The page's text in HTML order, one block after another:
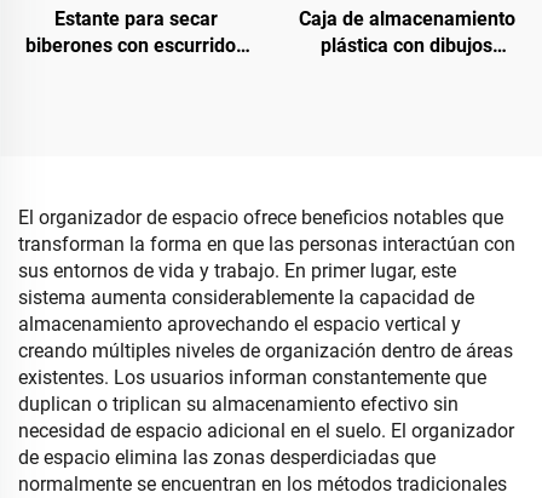
Estante para secar
biberones con escurridor,
Caja de almacenamiento
plástica con dibujos
El organizador de espacio ofrece beneficios notables que
transforman la forma en que las personas interactúan con
sus entornos de vida y trabajo. En primer lugar, este
sistema aumenta considerablemente la capacidad de
almacenamiento aprovechando el espacio vertical y
creando múltiples niveles de organización dentro de áreas
existentes. Los usuarios informan constantemente que
duplican o triplican su almacenamiento efectivo sin
necesidad de espacio adicional en el suelo. El organizador
de espacio elimina las zonas desperdiciadas que
normalmente se encuentran en los métodos tradicionales